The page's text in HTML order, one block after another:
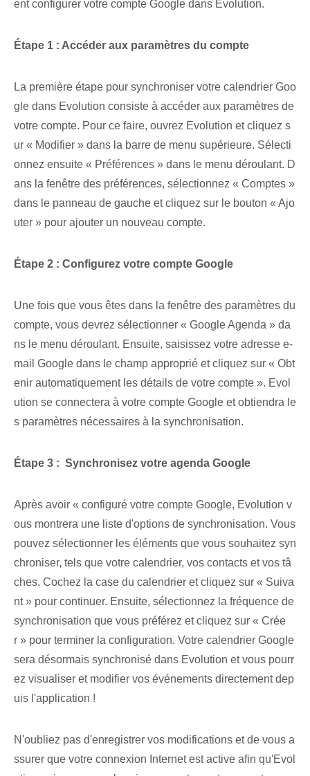
ent configurer votre⁢ compte Google dans Evolution.
Étape 1 : Accéder aux paramètres du compte
La première étape pour synchroniser votre calendrier Goo
gle dans Evolution consiste à accéder aux paramètres de
votre compte. Pour ce faire, ouvrez Evolution et cliquez s
ur « Modifier » dans la barre de menu supérieure⁤. Sélecti
onnez ensuite « Préférences » dans le menu déroulant. D
ans la fenêtre des préférences, sélectionnez « Comptes »
dans le panneau de gauche et cliquez sur le bouton « Ajo
uter » pour ajouter un nouveau compte.
Étape 2 : Configurez votre compte Google
Une fois que vous êtes dans la fenêtre des paramètres du
compte, vous devrez sélectionner « Google Agenda » da
ns le menu déroulant. Ensuite, saisissez votre adresse e-
mail Google dans le champ approprié et cliquez sur « Obt
enir automatiquement les détails de votre compte ». Evol
ution se connectera à votre compte Google et obtiendra le
s paramètres nécessaires à la synchronisation.
Étape 3 : ‍ Synchronisez votre agenda Google
Après avoir « configuré votre compte Google, Evolution v
ous montrera une liste d'options de synchronisation⁢. Vous
pouvez sélectionner les éléments que vous souhaitez syn
chroniser, tels que votre calendrier, vos contacts et vos tâ
ches. Cochez la case du calendrier et cliquez sur « Suiva
nt » pour continuer. Ensuite, sélectionnez la fréquence de
synchronisation que vous préférez et cliquez sur⁢ « Crée
r » pour terminer la configuration. Votre calendrier Google
sera désormais synchronisé dans Evolution et vous pourr
ez visualiser et modifier vos événements directement dep
uis l'application !
N'oubliez pas d'enregistrer vos modifications et de vous a
ssurer que votre connexion Internet est active afin qu'Evol